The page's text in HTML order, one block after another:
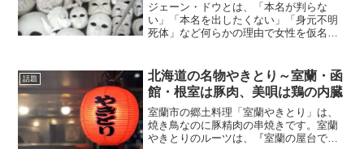
ジェーン・ドウとは、「本名が判らな
い」「本名を出したくない」「身元不明
死体」など何らかの理由で女性を仮名
い」「本名を出したくない」「身元不明
死体」など何らかの理由で男性を...
話題
北海道の名物やきとり～室蘭・函
館・根室は豚肉、美唄は鶏の内臓
室蘭市の郷土料理「室蘭やきとり」は、
焼き鳥なのに豚精肉の串焼きです。室蘭
やきとりのルーツは、『室蘭の屋台で客